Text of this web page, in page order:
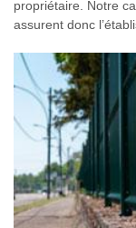
propriétaire. Notre
assurent donc